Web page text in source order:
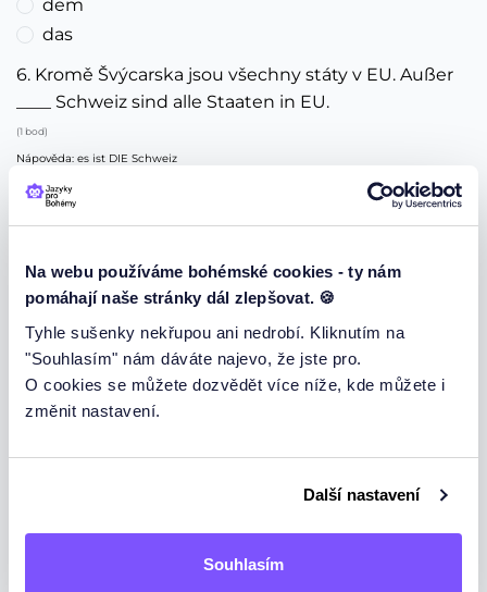
Na webu používáme bohémské cookies - ty nám
pomáhají naše stránky dál zlepšovat. 🍪
Tyhle sušenky nekřupou ani nedrobí. Kliknutím na
"Souhlasím" nám dáváte najevo, že jste pro.
O cookies se můžete dozvědět více níže, kde můžete i
změnit nastavení.
Další nastavení
Souhlasím
dem
das
6. Kromě Švýcarska jsou všechny státy v EU. Außer
____ Schweiz sind alle Staaten in EU.
(1 bod)
Nápověda: es ist DIE Schweiz
dem
der
7. Podle programu by ten film měl každou chvílí
začít. Nach ____ Programm sollte der Film in jedem
Augenblick anfangen.
(1 bod)
Nápověda: das Programm
das